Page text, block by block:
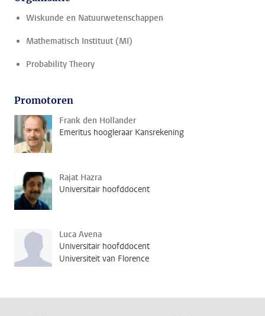
Wiskunde en Natuurwetenschappen
Mathematisch Instituut (MI)
Probability Theory
Promotoren
Frank den Hollander
Emeritus hoogleraar Kansrekening
Rajat Hazra
Universitair hoofddocent
Luca Avena
Universitair hoofddocent
Universiteit van Florence